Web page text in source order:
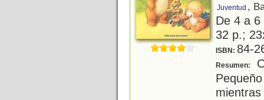
Juventud ,
De 4 a
32 p.;
ISBN: 84-
Resumen: